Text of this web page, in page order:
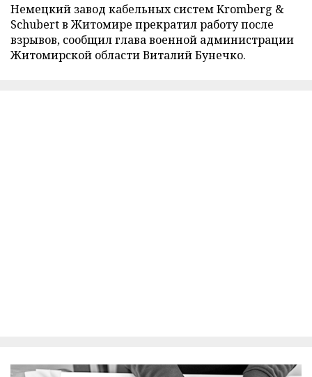
Немецкий завод кабельных систем Kromberg &
Schubert в Житомире прекратил работу после
взрывов, сообщил глава военной администрации
Житомирской области Виталий Бунечко.